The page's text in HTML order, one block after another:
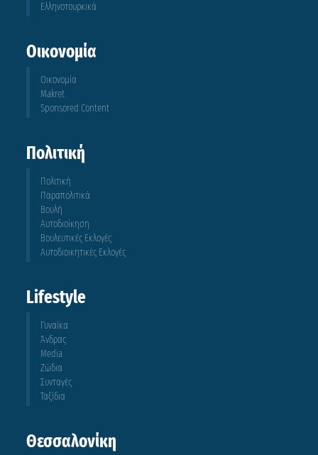
Ελληνοτουρκικά
Οικονομία
Οικονομία
Makret
Sponsored Content
Πολιτική
Πολιτική
Παραπολιτικά
Βουλή
Αυτοδιοίκηση
Βουλευτικές Εκλογές
Αυτοδιοικητικές Εκλογές
Lifestyle
Γυναίκα
Άνδρας
Media
Ζώδια
Συνταγές
Ταξίδια
Θεσσαλονίκη